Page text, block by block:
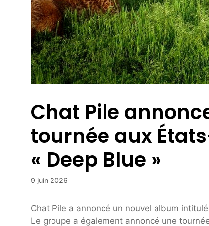
Chat Pile
tournée aux
« Deep Blue »
9 juin 2026
Chat Pile a annoncé un nouvel album intitulé
Le groupe a également annoncé une